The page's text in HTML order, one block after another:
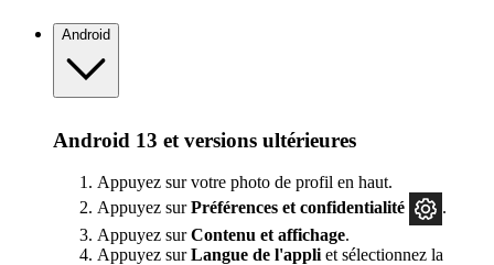
Android
Android 13 et versions ultérieures
Appuyez sur votre photo de profil en haut.
Appuyez surPréférences et confidentialité
.
Appuyez surContenu et affichage.
Appuyez surLangue de l'appli et sélectionnez la